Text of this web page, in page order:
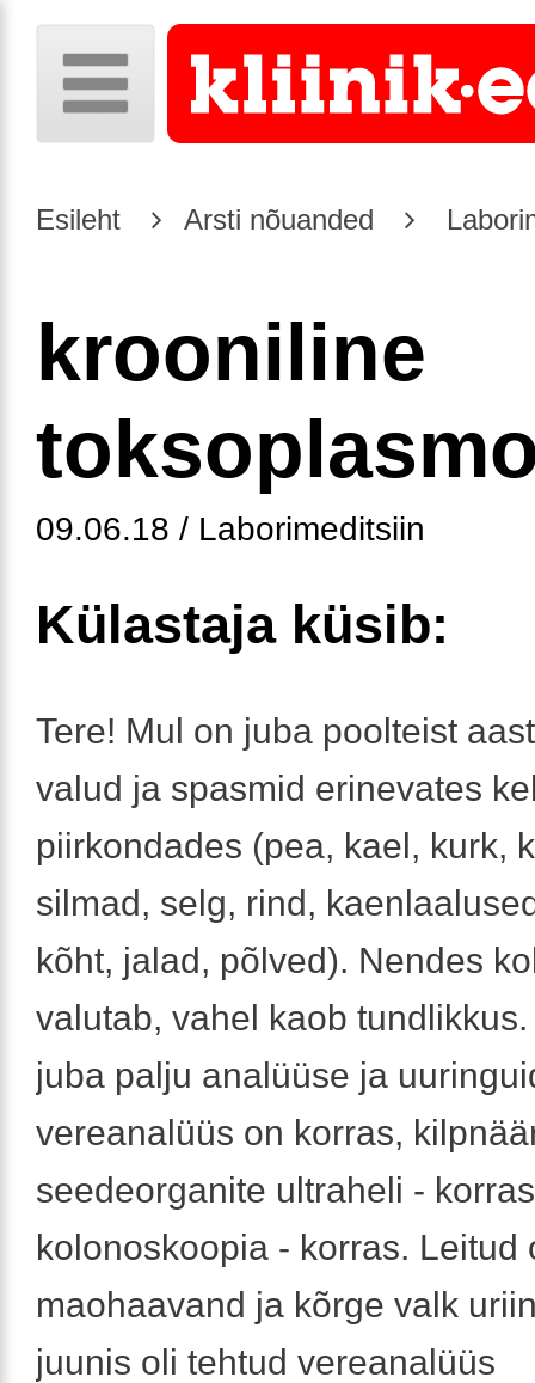
Esileht Arsti nõuanded
krooniline
09.06.18 / Laborimeditsiin
Külastaja küsib:
Tere! Mul on juba poolteist
valud ja spasmid erinevates
piirkondades (pea, kael, kurk,
silmad, selg, rind,
kõht, jalad, põlved). Nendes
valutab, vahel kaob
juba palju analüüse ja
vereanalüüs on korras,
seedeorganite ultraheli -
kolonoskoopia - korras. Leitud
maohaavand ja kõrge valk
juunis oli tehtud vereanalüüs